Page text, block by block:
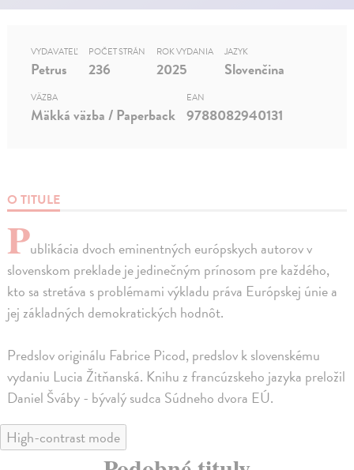
O TITULE
Publikácia dvoch eminentných európskych autorov v
slovenskom preklade je jedinečným prínosom pre každého,
kto sa stretáva s problémami výkladu práva Európskej únie a
jej základných demokratických hodnôt.
Predslov originálu Fabrice Picod, predslov k slovenskému
vydaniu Lucia Žitňanská. Knihu z francúzskeho jazyka preložil
Daniel Šváby - bývalý sudca Súdneho dvora EÚ.
VYDAVATEĽ
Petrus
POČET STRÁN
236
ROK VYDANIA
2025
JAZYK
Slovenčina
VÄZBA
Mäkká väzba / Paperback
EAN
9788082940131
High-contrast mode